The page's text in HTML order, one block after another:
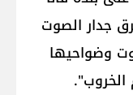
جدار الصوت
وضواحيها